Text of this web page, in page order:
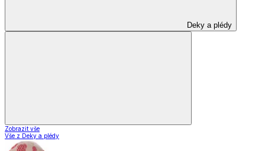
Deky a plédy
Zobrazit vše
Vše z Deky a plédy